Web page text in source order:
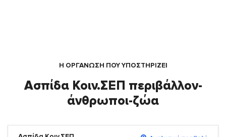
Η ΟΡΓΆΝΩΣΗ ΠΟΥ ΥΠΟΣΤΗΡΙΖΕΙ
Ασπίδα Κοιν.ΣΕΠ περιβάλλον-
άνθρωποι-ζώα